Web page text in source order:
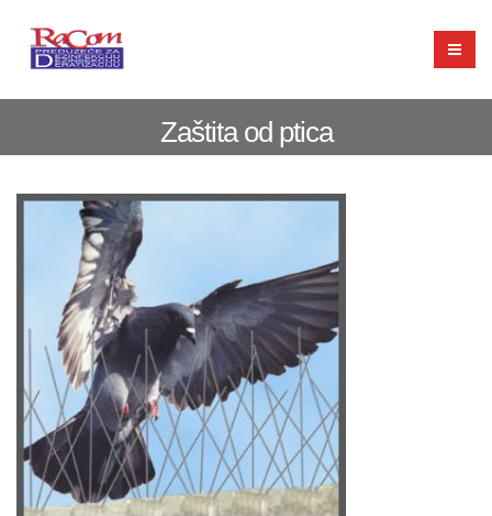
Zaštita od ptica